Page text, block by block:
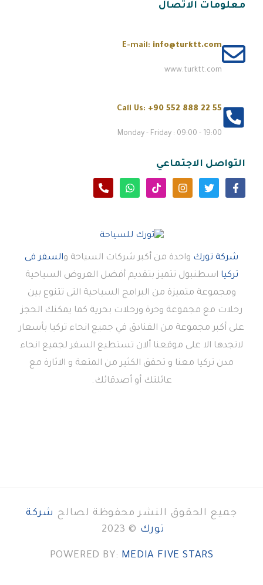
معلومات الاتصال
E-mail: info@turktt.com
www.turktt.com
Call Us: +90 552 888 22 55
Monday - Friday : 09:00 - 19:00
التواصل الاجتماعي
شركة تورك واحدة من أكبر شركات السياحة والسفر فى
تركيا اسطنبول تتميز بتقديم أفضل العروض السياحية
ومجموعة متميزة من البرامج السياحية التى تتنوع بين
رحلات مع مجموعة وحرة ورحلات بحرية كما يمكنك الحجز
على أكبر مجموعة من الفنادق في جميع انحاء تركيا بأسعار
لاتجدها الا على موقعنا ألان تستطيع السفر لجميع انحاء
مدن تركيا معنا و تحقق الكثير من المتعة و الاثارة مع
عائلتك أو أصدقائك.
جميع الحقوق النشر محفوظة لصالح شركة
تورك © 2023
POWERED BY: MEDIA FIVE STARS